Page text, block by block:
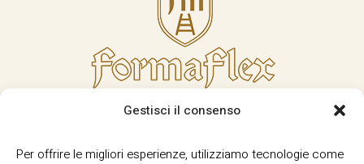
Gestisci il consenso
Per offrire le migliori esperienze, utilizziamo tecnologie come